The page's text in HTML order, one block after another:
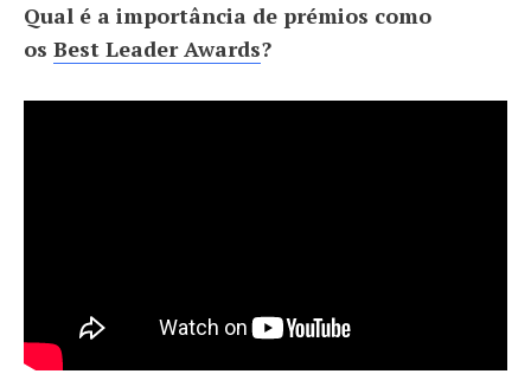
Qual é a importância de prémios como
os Best Leader Awards?